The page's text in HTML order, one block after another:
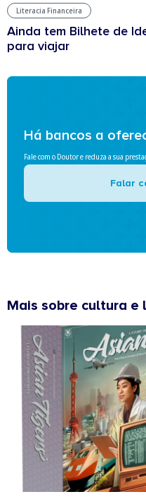
Literacia Financeira
Ainda tem Bilhete de
para viajar
Há bancos a
Fale com o Doutor e reduza a sua
Falar
Mais sobre cultura e